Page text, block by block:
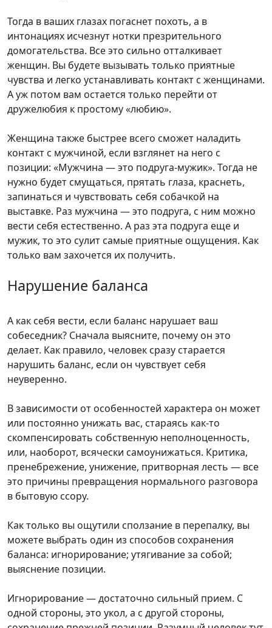
Тогда в ваших глазах погаснет похоть, а в
интонациях исчезнут нотки презрительного
домогательства. Все это сильно отталкивает
женщин. Вы будете вызывать только приятные
чувства и легко устанавливать контакт с женщинами.
А уж потом вам остается только перейти от
дружелюбия к простому «любию».
Женщина также быстрее всего сможет наладить
контакт с мужчиной, если взглянет на него с
позиции: «Мужчина — это подруга-мужик». Тогда не
нужно будет смущаться, прятать глаза, краснеть,
запинаться и чувствовать себя собачкой на
выставке. Раз мужчина — это подруга, с ним можно
вести себя естественно. А раз эта подруга еще и
мужик, то это сулит самые приятные ощущения. Как
только вам захочется их получить.
Нарушение баланса
А как себя вести, если баланс нарушает ваш
собеседник? Сначала выясните, почему он это
делает. Как правило, человек сразу старается
нарушить баланс, если он чувствует себя
неуверенно.
В зависимости от особенностей характера он может
или постоянно унижать вас, стараясь как-то
скомпенсировать собственную неполноценность,
или, наоборот, всячески самоунижаться. Критика,
пренебрежение, унижение, притворная лесть — все
это причины превращения нормального разговора
в бытовую ссору.
Как только вы ощутили сползание в перепалку, вы
можете выбрать один из способов сохранения
баланса: игнорирование; утягивание за собой;
выяснение позиции.
Игнорирование — достаточно сильный прием. С
одной стороны, это укол, а с другой стороны,